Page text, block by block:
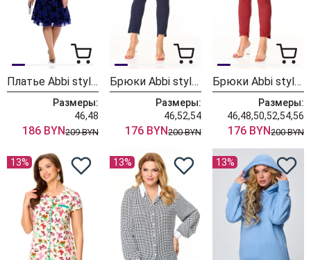
Платье Abbi style 1036
Размеры:
46,48
186 BYN209 BYN
Брюки Abbi style 2018 синий
Размеры:
46,52,54
176 BYN200 BYN
Брюки Abbi style 2019 коричневый
Размеры:
46,48,50,52,54,56
176 BYN200 BYN
13% 13% 13%